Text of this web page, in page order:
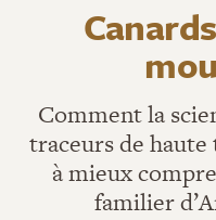
Comment la
traceurs de
à mieux
familier